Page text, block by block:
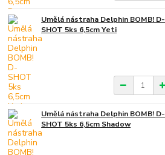
Umělá nástraha Delphin BOMB! D-
SHOT 5ks 6,5cm Yeti
Umělá nástraha Delphin BOMB! D-
SHOT 5ks 6,5cm Shadow